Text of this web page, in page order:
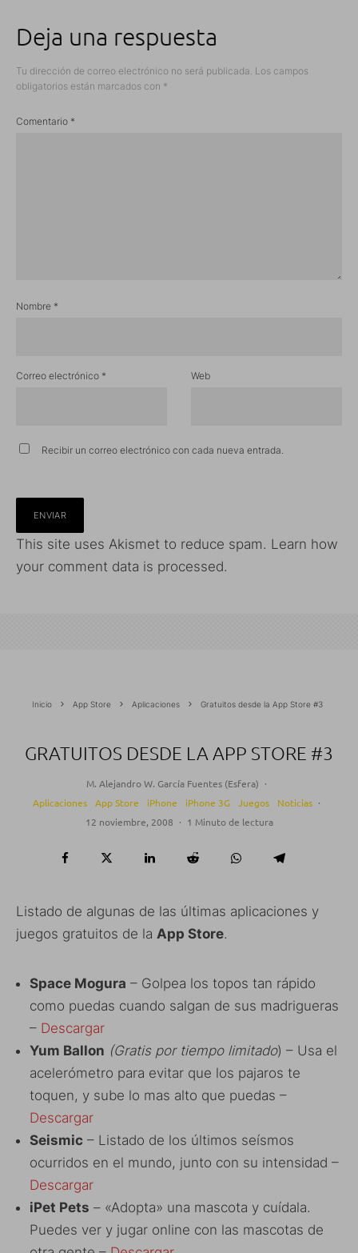
Deja una respuesta
Tu dirección de correo electrónico no será publicada. Los campos
obligatorios están marcados con *
Comentario *
Nombre *
Correo electrónico * Web
Recibir un correo electrónico con cada nueva entrada.
This site uses Akismet to reduce spam. Learn how
your comment data is processed.
Inicio App Store Aplicaciones Gratuitos desde la App Store #3
GRATUITOS DESDE LA APP STORE #3
M. Alejandro W. García Fuentes (Esfera) ·
Aplicaciones
App Store iPhone iPhone 3G Juegos Noticias ·
12 noviembre, 2008 · 1 Minuto de lectura
Listado de algunas de las últimas aplicaciones y
juegos gratuitos de la App Store.
Space Mogura – Golpea los topos tan rápido
como puedas cuando salgan de sus madrigueras
– Descargar
Yum Ballon (Gratis por tiempo limitado) – Usa el
acelerómetro para evitar que los pajaros te
toquen, y sube lo mas alto que puedas –
Descargar
Seismic – Listado de los últimos seísmos
ocurridos en el mundo, junto con su intensidad –
Descargar
iPet Pets – «Adopta» una mascota y cuídala.
Puedes ver y jugar online con las mascotas de